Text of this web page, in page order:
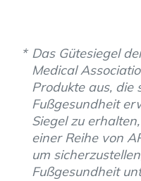
Das Gütesiegel
Medical
Produkte aus, die
Fußgesundheit
Siegel zu
einer Reihe von
um
Fußgesundheit